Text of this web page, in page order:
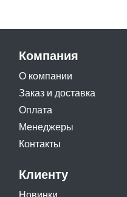
Компания
О компании
Заказ и доставка
Оплата
Менеджеры
Контакты
Клиенту
Новинки